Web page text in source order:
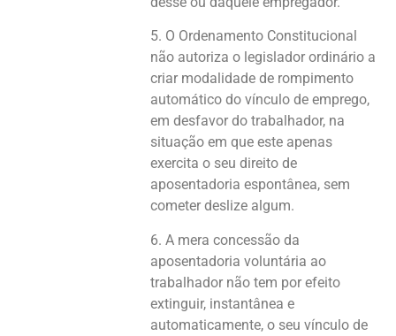
5. O Ordenamento Constitucional
não autoriza o legislador ordinário a
criar modalidade de rompimento
automático do vínculo de emprego,
em desfavor do trabalhador, na
situação em que este apenas
exercita o seu direito de
aposentadoria espontânea, sem
cometer deslize algum.
6. A mera concessão da
aposentadoria voluntária ao
trabalhador não tem por efeito
extinguir, instantânea e
automaticamente, o seu vínculo de